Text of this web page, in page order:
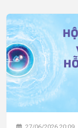
27/06/2026 20:09